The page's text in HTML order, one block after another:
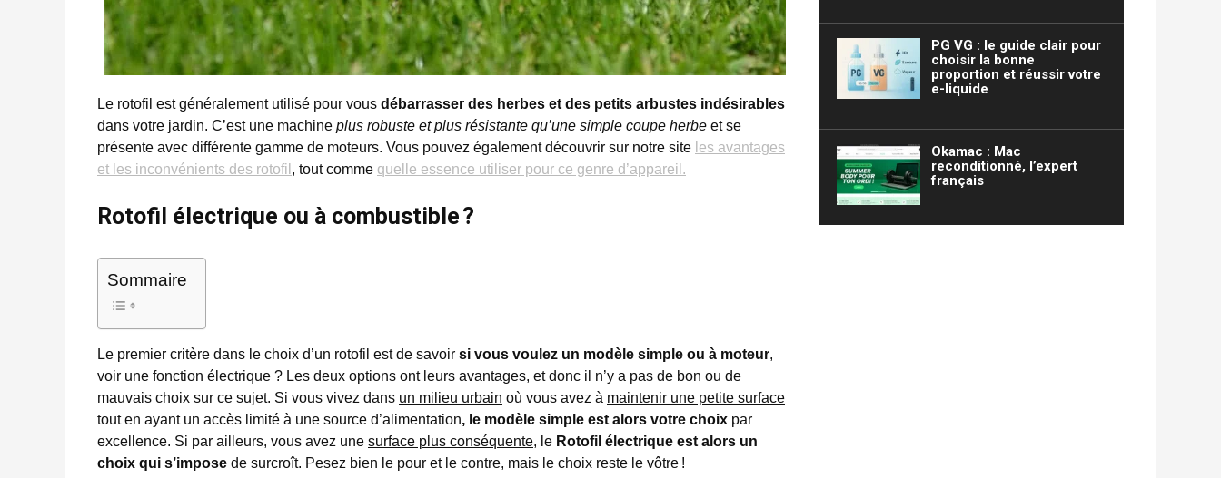
Le rotofil est généralement utilisé pour vous débarrasser des herbes et des petits arbustes indésirables
dans votre jardin. C’est une machine plus robuste et plus résistante qu’une simple coupe herbe et se
présente avec différente gamme de moteurs. Vous pouvez également découvrir sur notre site les avantages
et les inconvénients des rotofil , tout comme quelle essence utiliser pour ce genre d’appareil.
Rotofil électrique ou à combustible ?
Sommaire
Le premier critère dans le choix d’un rotofil est de savoir si vous voulez un modèle simple ou à moteur,
voir une fonction électrique ? Les deux options ont leurs avantages, et donc il n’y a pas de bon ou de
mauvais choix sur ce sujet. Si vous vivez dans un milieu urbain où vous avez à maintenir une petite surface
tout en ayant un accès limité à une source d’alimentation, le modèle simple est alors votre choix par
excellence. Si par ailleurs, vous avez une surface plus conséquente, le Rotofil électrique est alors un
choix qui s’impose de surcroît. Pesez bien le pour et le contre, mais le choix reste le vôtre !
PG VG : le guide clair pour
choisir la bonne
proportion et réussir votre
e-liquide
Okamac : Mac
reconditionné, l’expert
français